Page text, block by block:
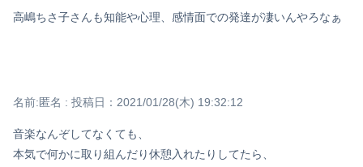
高嶋ちさ子さんも知能や心理、感情面での発達が凄いんやろなぁ
名前:匿名 : 投稿日：2021/01/28(木) 19:32:12
音楽なんぞしてなくても、
本気で何かに取り組んだり休憩入れたりしてたら、